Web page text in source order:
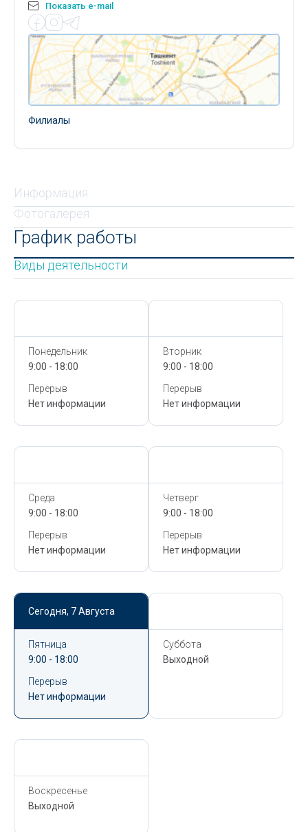
Показать e-mail
Филиалы
Информация
Фотогалерея
График работы
Виды деятельности
Понедельник
9:00 - 18:00
Перерыв
Нет информации
Вторник
9:00 - 18:00
Перерыв
Нет информации
Среда
9:00 - 18:00
Перерыв
Нет информации
Четверг
9:00 - 18:00
Перерыв
Нет информации
Сегодня, 7 Августа
Пятница
9:00 - 18:00
Перерыв
Нет информации
Суббота
Выходной
Воскресенье
Выходной